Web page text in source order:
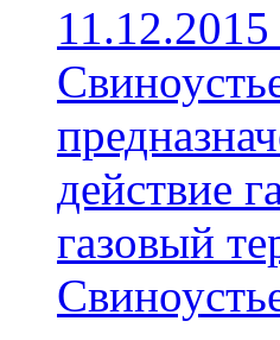
действие
газовый